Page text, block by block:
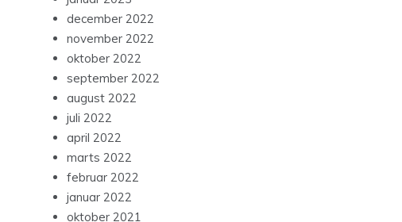
december 2022
november 2022
oktober 2022
september 2022
august 2022
juli 2022
april 2022
marts 2022
februar 2022
januar 2022
oktober 2021